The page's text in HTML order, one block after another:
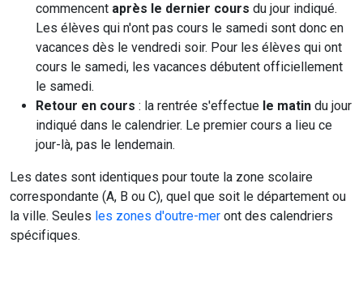
commencent après le dernier cours du jour indiqué.
Les élèves qui n'ont pas cours le samedi sont donc en
vacances dès le vendredi soir. Pour les élèves qui ont
cours le samedi, les vacances débutent officiellement
le samedi.
Retour en cours : la rentrée s'effectue le matin du jour
indiqué dans le calendrier. Le premier cours a lieu ce
jour-là, pas le lendemain.
Les dates sont identiques pour toute la zone scolaire
correspondante (A, B ou C), quel que soit le département ou
la ville. Seules les zones d'outre-mer ont des calendriers
spécifiques.